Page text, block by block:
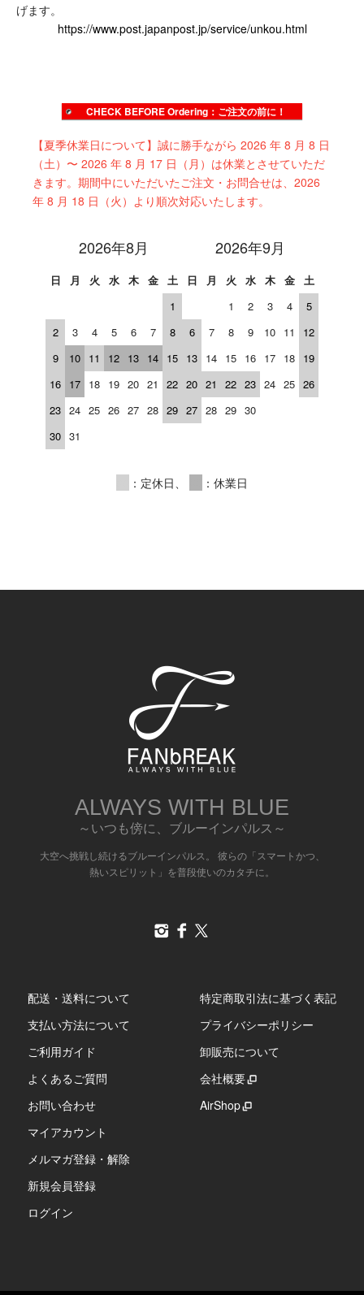
げます。
https://www.post.japanpost.jp/service/unkou.html
CHECK BEFORE Ordering：ご注文の前に！
【夏季休業日について】誠に勝手ながら 2026 年 8 月 8 日
（土）〜 2026 年 8 月 17 日（月）は休業とさせていただ
きます。期間中にいただいたご注文・お問合せは、2026
年 8 月 18 日（火）より順次対応いたします。
2026年8月
日 月 火 水 木 金
土
1
2
3 4 5 6 7
8
9
10 11 12 13 14 15
16 17 18 19 20 21
22
23 24 25 26 27 28 29
30 31
2026年9月
日 月 火 水 木 金
土
1
2 3 4
5
6
7 8 9 10 11
12
13 14 15 16 17 18 19
20 21 22 23 24 25 26
27 28 29 30
：定休日、 ：休業日
ALWAYS WITH BLUE
～いつも傍に、ブルーインパルス～
大空へ挑戦し続けるブルーインパルス。 彼らの「スマートかつ、
熱いスピリット」を普段使いのカタチに。
配送・送料について
支払い方法について
ご利用ガイド
よくあるご質問
お問い合わせ
マイアカウント
メルマガ登録・解除
新規会員登録
ログイン
特定商取引法に基づく表記
プライバシーポリシー
卸販売について
会社概要
AirShop